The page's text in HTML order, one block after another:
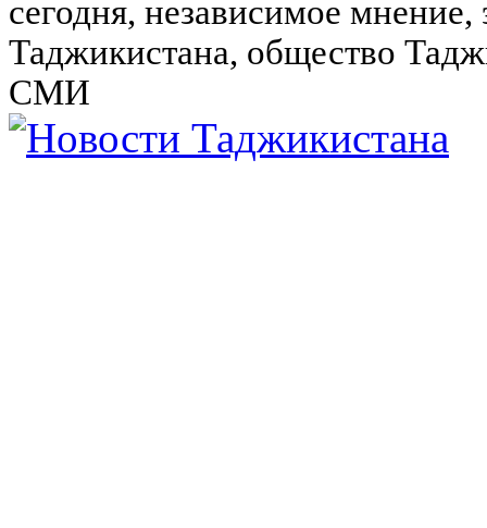
сегодня, независимое
Таджикистана, общество
СМИ